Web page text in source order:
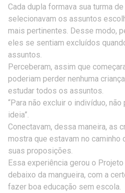
Cada dupla formava sua turma
selecionavam os assuntos
mais pertinentes. Desse modo,
eles se sentiam excluídos
assuntos.
Perceberam, assim que
poderiam perder nenhuma
estudar todos os assuntos.
“Para não excluir o indivíduo,
ideia”.
Conectavam, dessa maneira, as
mostra que estavam no caminho
suas proposições.
Essa experiência gerou o Projeto
debaixo da mangueira, com a
fazer boa educação sem escola.